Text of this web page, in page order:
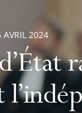
AVRIL 2024